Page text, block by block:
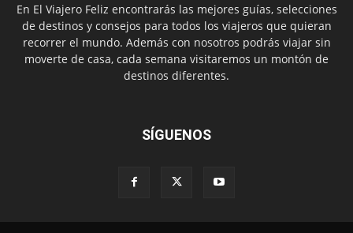
En El Viajero Feliz encontrarás las mejores guías, selecciones
de destinos y consejos para todos los viajeros que quieran
recorrer el mundo. Además con nosotros podrás viajar sin
moverte de casa, cada semana visitaremos un montón de
destinos diferentes.
SÍGUENOS